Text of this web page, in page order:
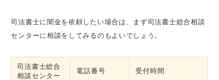
司法書士に闇金を依頼したい場合は、まず司法書士総合相談
センターに相談をしてみるのもよいでしょう。
司法書士総合
相談センター
電話番号 受付時間